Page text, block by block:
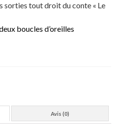
enfant
sorties tout droit du conte « Le
boucles d’oreilles
Avis (0)